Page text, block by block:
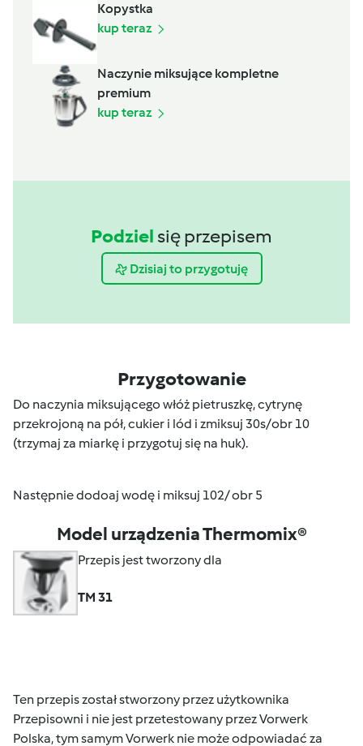
Kopystka
kup teraz
Naczynie miksujące kompletne
premium
kup teraz
Podziel się przepisem
Dzisiaj to przygotuję
Przygotowanie
Do naczynia miksującego włóż pietruszkę, cytrynę
przekrojoną na pół, cukier i lód i zmiksuj 30s/obr 10
(trzymaj za miarkę i przygotuj się na huk).
Następnie dodoaj wodę i miksuj 102/ obr 5
Model urządzenia Thermomix®
Przepis jest tworzony dla
TM 31
Ten przepis został stworzony przez użytkownika
Przepisowni i nie jest przetestowany przez Vorwerk
Polska, tym samym Vorwerk nie może odpowiadać za